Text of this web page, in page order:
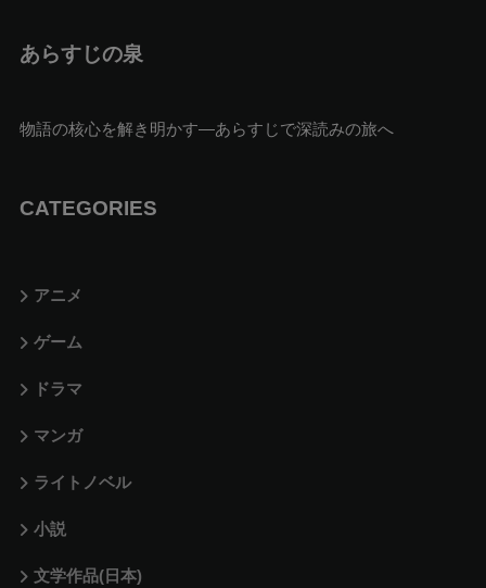
あらすじの泉
物語の核心を解き明かす—あらすじで深読みの旅へ
CATEGORIES
アニメ
ゲーム
ドラマ
マンガ
ライトノベル
小説
文学作品(日本)